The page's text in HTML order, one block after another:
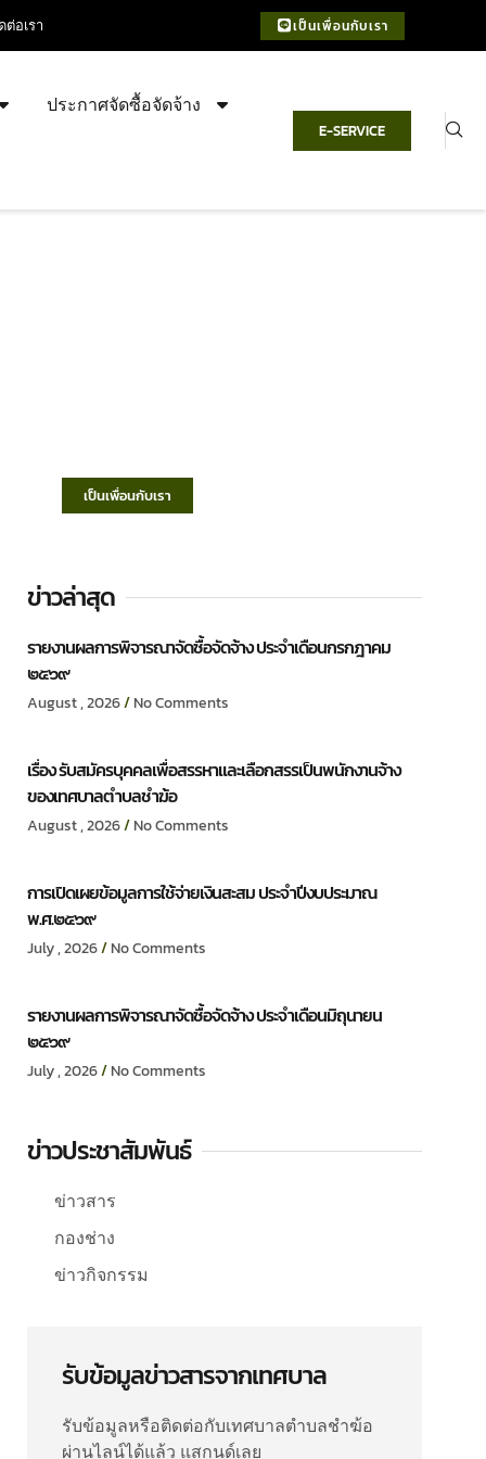
ต่อเรา เป็นเพื่อนกับเรา
ประกาศจัดซื้อจัดจ้าง
E-SERVICE
เป็นเพื่อนกับเรา
ข่าวล่าสุด
รายงานผลการพิจารณาจัดซื้อจัดจ้าง ประจำเดือนกรกฎาคม
๒๕๖๙
August , 2026 No Comments
เรื่อง รับสมัครบุคคลเพื่อสรรหาและเลือกสรรเป็นพนักงานจ้าง
ของเทศบาลตำบลชำฆ้อ
August , 2026 No Comments
การเปิดเผยข้อมูลการใช้จ่ายเงินสะสม ประจำปีงบประมาณ
พ.ศ.๒๕๖๙
July , 2026 No Comments
รายงานผลการพิจารณาจัดซื้อจัดจ้าง ประจำเดือนมิถุนายน
๒๕๖๙
July , 2026 No Comments
ข่าวประชาสัมพันธ์
ข่าวสาร
กองช่าง
ข่าวกิจกรรม
รับข้อมูลข่าวสารจากเทศบาล
รับข้อมูลหรือติดต่อกับเทศบาลตำบลชำฆ้อ
ผ่านไลน์ได้แล้ว แสกนด์เลย